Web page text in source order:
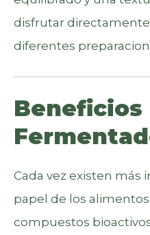
disfrutar directamente
diferentes
Beneficios
Cada vez existen más
papel de los
compuestos